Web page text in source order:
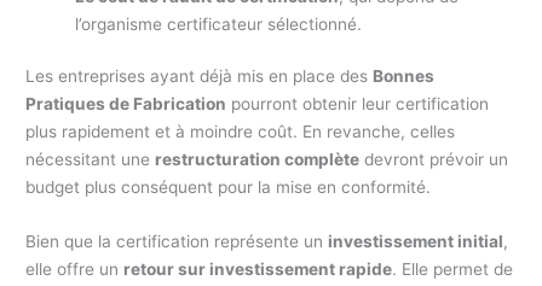
l’organisme certificateur sélectionné.
Les entreprises ayant déjà mis en place des Bonnes
Pratiques de Fabrication pourront obtenir leur certification
plus rapidement et à moindre coût. En revanche, celles
nécessitant une restructuration complète devront prévoir un
budget plus conséquent pour la mise en conformité.
Bien que la certification représente un investissement initial,
elle offre un retour sur investissement rapide. Elle permet de